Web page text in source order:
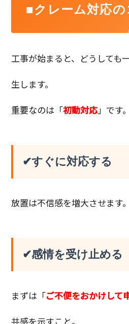
■クレーム対応の
工事が始まると、どうしても
生します。
重要なのは「初動対応」です。
✔すぐに対応する
放置は不信感を増大させます。
✔感情を受け止める
まずは「ご不便をおかけして
共感を示すこと。